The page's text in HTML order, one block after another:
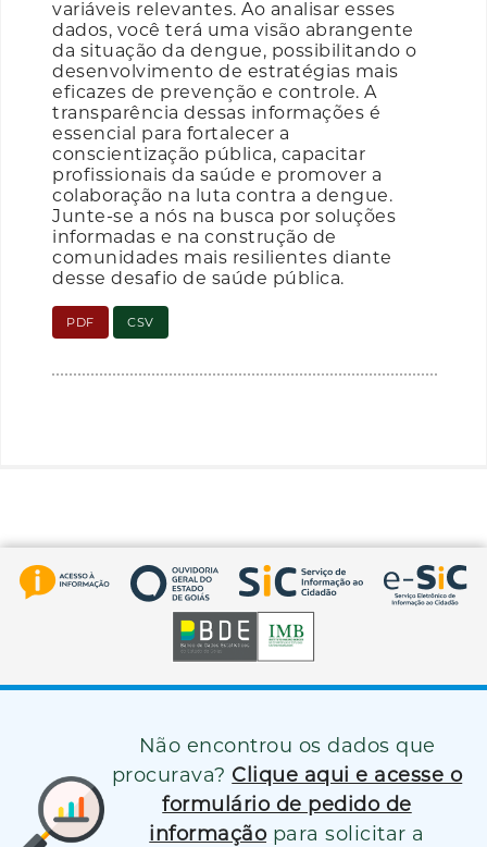
variáveis relevantes. Ao analisar esses
dados, você terá uma visão abrangente
da situação da dengue, possibilitando o
desenvolvimento de estratégias mais
eficazes de prevenção e controle. A
transparência dessas informações é
essencial para fortalecer a
conscientização pública, capacitar
profissionais da saúde e promover a
colaboração na luta contra a dengue.
Junte-se a nós na busca por soluções
informadas e na construção de
comunidades mais resilientes diante
desse desafio de saúde pública.
PDF CSV
Não encontrou os dados que
procurava? Clique aqui e acesse o
formulário de pedido de
informação para solicitar a